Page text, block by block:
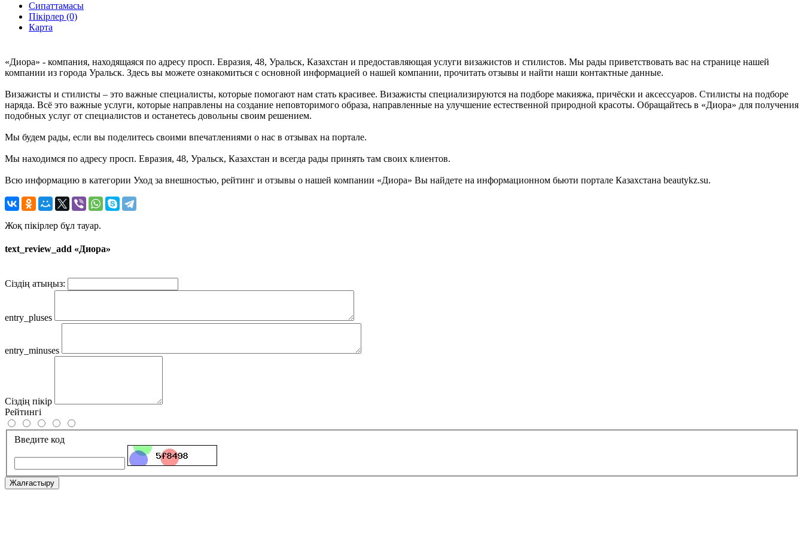
Сипаттамасы
Пікірлер (0)
Карта
«Диора» - компания, находящаяся по адресу просп. Евразия, 48, Уральск, Казахстан и предоставляющая услуги визажистов и стилистов. Мы рады приветствовать вас на странице нашей
компании из города Уральск. Здесь вы можете ознакомиться с основной информацией о нашей компании, прочитать отзывы и найти наши контактные данные.
Визажисты и стилисты – это важные специалисты, которые помогают нам стать красивее. Визажисты специализируются на подборе макияжа, причёски и аксессуаров. Стилисты на подборе
наряда. Всё это важные услуги, которые направлены на создание неповторимого образа, направленные на улучшение естественной природной красоты. Обращайтесь в «Диора» для получения
подобных услуг от специалистов и останетесь довольны своим решением.
Мы будем рады, если вы поделитесь своими впечатлениями о нас в отзывах на портале.
Мы находимся по адресу просп. Евразия, 48, Уральск, Казахстан и всегда рады принять там своих клиентов.
Всю информацию в категории Уход за внешностью, рейтинг и отзывы о нашей компании «Диора» Вы найдете на информационном бьюти портале Казахстана beautykz.su.
Жоқ пікірлер бұл тауар.
text_review_add «Диора»
Сіздің атыңыз:
entry_pluses
entry_minuses
Сіздің пікір
Рейтингі
Введите код
Жалғастыру